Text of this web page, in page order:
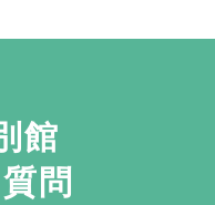
館
問